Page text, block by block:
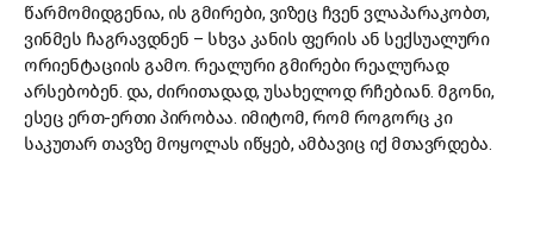
წარმომიდგენია, ის გმირები, ვიზეც ჩვენ ვლაპარაკობთ,
ვინმეს ჩაგრავდნენ – სხვა კანის ფერის ან სექსუალური
ორიენტაციის გამო. რეალური გმირები რეალურად
არსებობენ. და, ძირითადად, უსახელოდ რჩებიან. მგონი,
ესეც ერთ-ერთი პირობაა. იმიტომ, რომ როგორც კი
საკუთარ თავზე მოყოლას იწყებ, ამბავიც იქ მთავრდება.